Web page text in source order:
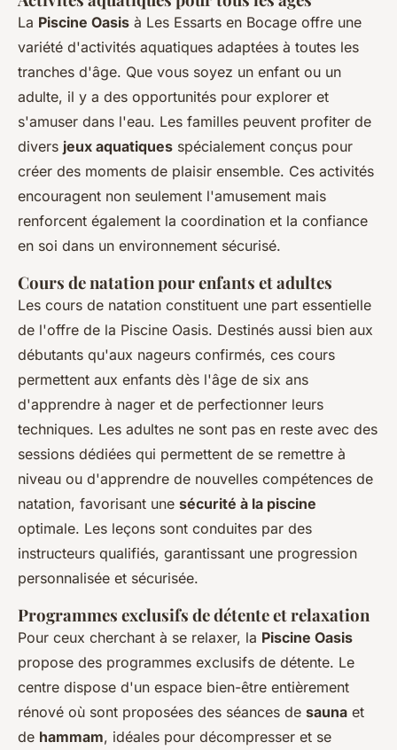
La Piscine Oasis à Les Essarts en Bocage offre une
variété d'activités aquatiques adaptées à toutes les
tranches d'âge. Que vous soyez un enfant ou un
adulte, il y a des opportunités pour explorer et
s'amuser dans l'eau. Les familles peuvent profiter de
divers jeux aquatiques spécialement conçus pour
créer des moments de plaisir ensemble. Ces activités
encouragent non seulement l'amusement mais
renforcent également la coordination et la confiance
en soi dans un environnement sécurisé.
Cours de natation pour enfants et adultes
Les cours de natation constituent une part essentielle
de l'offre de la Piscine Oasis. Destinés aussi bien aux
débutants qu'aux nageurs confirmés, ces cours
permettent aux enfants dès l'âge de six ans
d'apprendre à nager et de perfectionner leurs
techniques. Les adultes ne sont pas en reste avec des
sessions dédiées qui permettent de se remettre à
niveau ou d'apprendre de nouvelles compétences de
natation, favorisant une sécurité à la piscine
optimale. Les leçons sont conduites par des
instructeurs qualifiés, garantissant une progression
personnalisée et sécurisée.
Programmes exclusifs de détente et relaxation
Pour ceux cherchant à se relaxer, la Piscine Oasis
propose des programmes exclusifs de détente. Le
centre dispose d'un espace bien-être entièrement
rénové où sont proposées des séances de sauna et
de hammam, idéales pour décompresser et se